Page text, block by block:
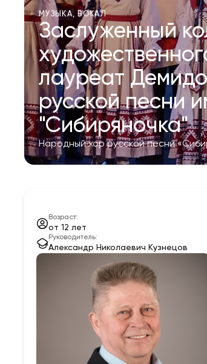
МУЗЫКА, ВОКАЛ
Заслуженный
лауреат
русской песни
"Сибиряночка"
Народный хор русской песни
Возраст:
от 12 лет
Руководитель:
Александр Николаевич Кузнецов